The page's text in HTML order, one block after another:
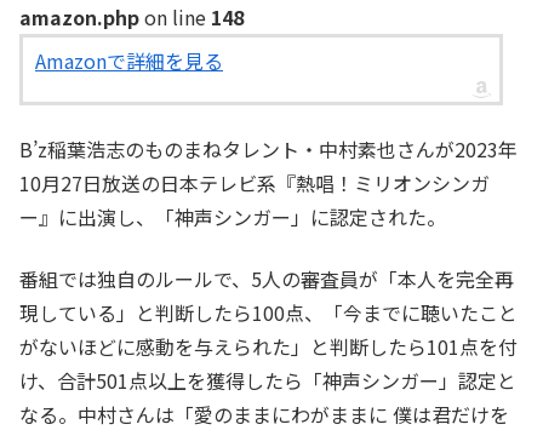
amazon.phpon line 148
Amazonで詳細を見る
B’z稲葉浩志のものまねタレント・中村素也さんが2023年
10月27日放送の日本テレビ系『熱唱！ミリオンシンガ
ー』に出演し、「神声シンガー」に認定された。
番組では独自のルールで、5人の審査員が「本人を完全再
現している」と判断したら100点、「今までに聴いたこと
がないほどに感動を与えられた」と判断したら101点を付
け、合計501点以上を獲得したら「神声シンガー」認定と
なる。中村さんは「愛のままにわがままに 僕は君だけを